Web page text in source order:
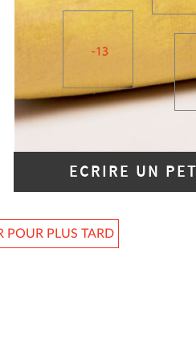
ECRIRE UN
POUR PLUS TARD